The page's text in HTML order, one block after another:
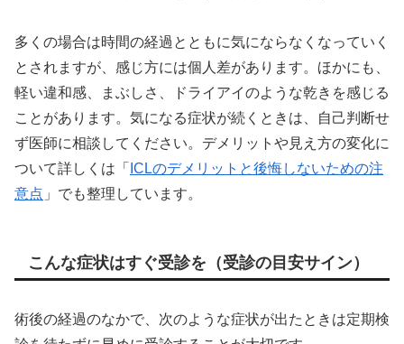
多くの場合は時間の経過とともに気にならなくなっていく
とされますが、感じ方には個人差があります。ほかにも、
軽い違和感、まぶしさ、ドライアイのような乾きを感じる
ことがあります。気になる症状が続くときは、自己判断せ
ず医師に相談してください。デメリットや見え方の変化に
ついて詳しくは「 ICLのデメリットと後悔しないための注
意点 」でも整理しています。
こんな症状はすぐ受診を（受診の目安サイン）
術後の経過のなかで、次のような症状が出たときは定期検